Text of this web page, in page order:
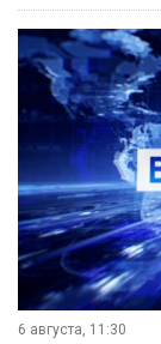
6 августа, 11:30